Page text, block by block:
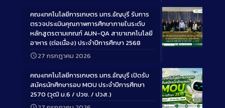
Long
คณะเทคโนโลยีการเกษตร มทร.ธัญบุรี รับการ
ตรวจประเมินคุณภาพการศึกษาภายในระดับ
หลักสูตรตามเกณฑ์ AUN-QA สาขาเทคโนโลยี
อาหาร (ต่อเนื่อง) ประจำปีการศึกษา 2568
27 กรกฎาคม 2026
คณะเทคโนโลยีการเกษตร มทร.ธัญบุรี เปิดรับ
สมัครนักศึกษารอบ MOU ประจำปีการศึกษา
2570 (วุฒิ ม.6 / ปวช. / ปวส.)